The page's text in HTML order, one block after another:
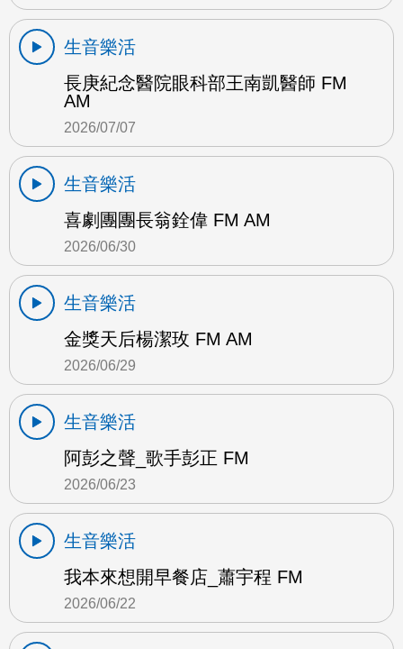
生音樂活
長庚紀念醫院眼科部王南凱醫師 FM
AM
2026/07/07
生音樂活
喜劇團團長翁銓偉 FM AM
2026/06/30
生音樂活
金獎天后楊潔玫 FM AM
2026/06/29
生音樂活
阿彭之聲_歌手彭正 FM
2026/06/23
生音樂活
我本來想開早餐店_蕭宇程 FM
2026/06/22